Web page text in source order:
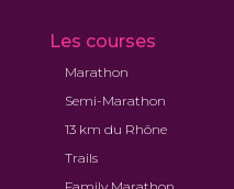
Les courses
Marathon
Semi-Marathon
13 km du Rhône
Trails